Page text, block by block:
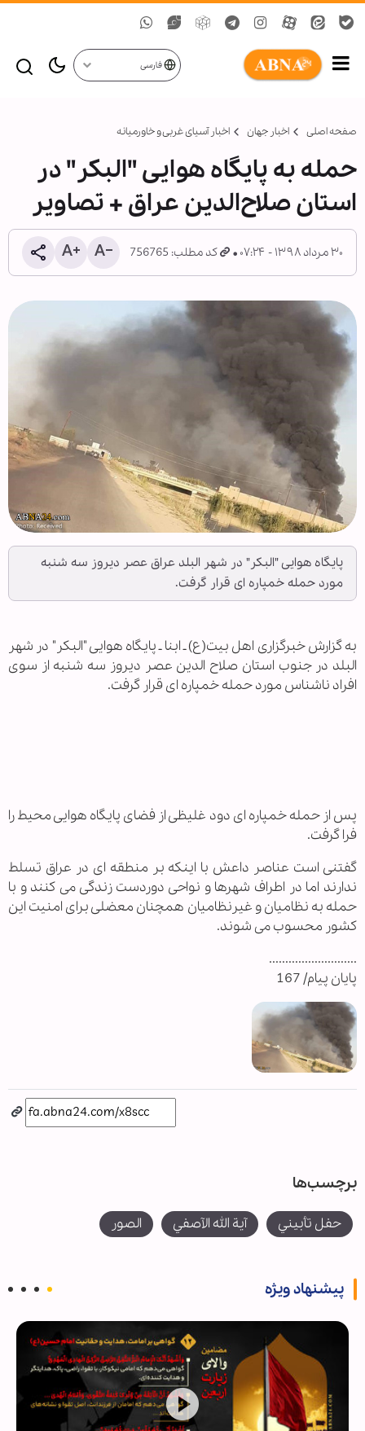
فارسی
صفحه اصلی اخبار جهان اخبار آسیای غربی و خاورمیانه
حمله به پایگاه هوایی "البکر" در
استان صلاح‌الدین عراق + تصاویر
۳۰ مرداد ۱۳۹۸ - ۰۷:۲۴ کد مطلب: 756765
پایگاه هوایی "البکر" در شهر البلد عراق عصر دیروز سه شنبه
مورد حمله خمپاره ای قرار گرفت.
به گزارش خبرگزاری اهل بیت(ع) ـ ابنا ـ پایگاه هوایی "البکر" در شهر
البلد در جنوب استان صلاح الدین عصر دیروز سه شنبه از سوی
افراد ناشناس مورد حمله خمپاره ای قرار گرفت.
پس از حمله خمپاره ای دود غلیظی از فضای پایگاه هوایی محیط را
فرا گرفت.
گفتنی است عناصر داعش با اینکه بر منطقه ای در عراق تسلط
ندارند اما در اطراف شهرها و نواحی دوردست زندگی می کنند و با
حمله به نظامیان و غیرنظامیان همچنان معضلی برای امنیت این
کشور محسوب می شوند.
...........................
پایان پیام/ 167
برچسب‌ها
حفل تأبيني آية الله الآصفي الصور
پیشنهاد ویژه